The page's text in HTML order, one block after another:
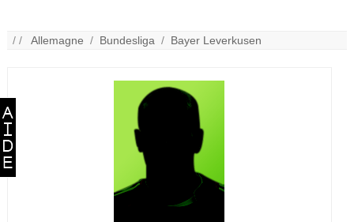
/ /Allemagne / Bundesliga / Bayer Leverkusen